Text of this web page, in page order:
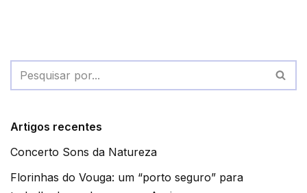
Artigos recentes
Concerto Sons da Natureza
Florinhas do Vouga: um “porto seguro” para